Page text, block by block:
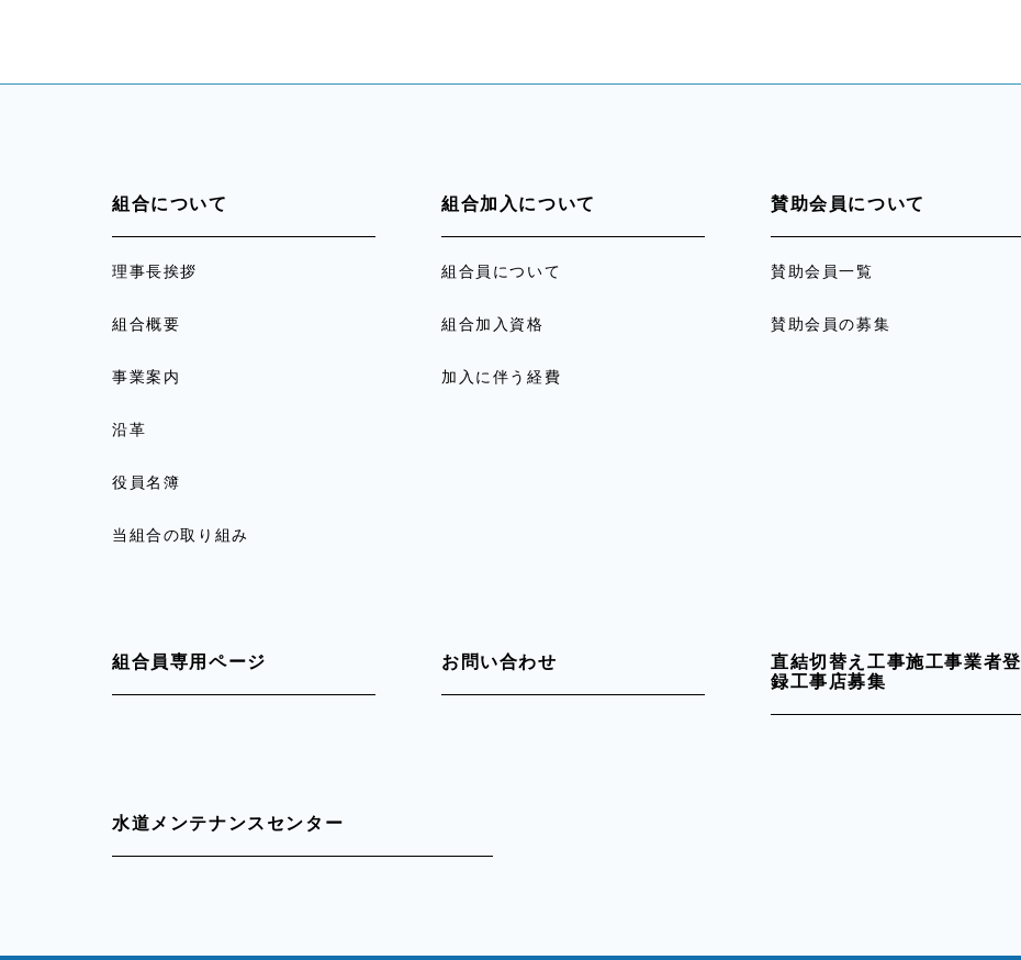
組合について
理事長挨拶
組合概要
事業案内
沿革
役員名簿
当組合の取り組み
組合加入について
組合員について
組合加入資格
加入に伴う経費
賛助会員について
賛助会員一覧
賛助会員の募集
組合員専用ページ お問い合わせ
直結切替え工事施工事業者登
録工事店募集
水道メンテナンスセンター